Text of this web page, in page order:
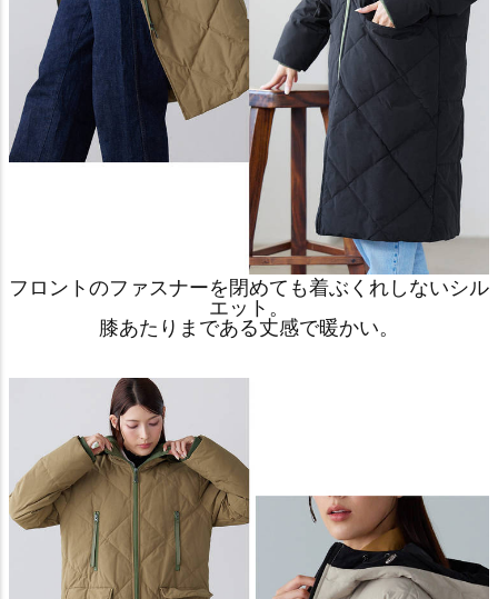
フロントのファスナーを閉めても着ぶくれしないシル
エット。
膝あたりまである丈感で暖かい。